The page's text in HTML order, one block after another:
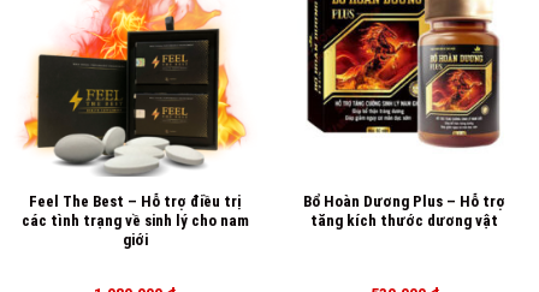
Feel The Best – Hỗ trợ điều trị
các tình trạng về sinh lý cho nam
giới
Bổ Hoàn Dương Plus – Hỗ trợ
tăng kích thước dương vật